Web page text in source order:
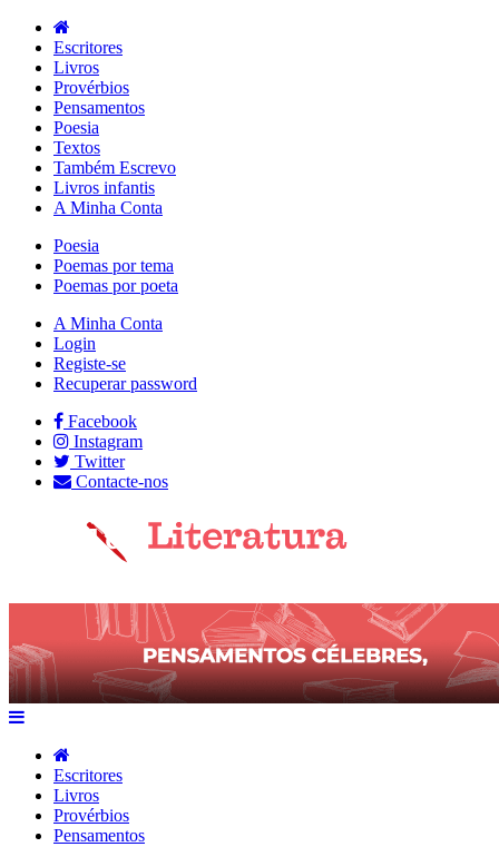
Escritores
Livros
Provérbios
Pensamentos
Poesia
Textos
Também Escrevo
Livros infantis
A Minha Conta
Poesia
Poemas por tema
Poemas por poeta
A Minha Conta
Login
Registe-se
Recuperar password
Facebook
Instagram
Twitter
Contacte-nos
Escritores
Livros
Provérbios
Pensamentos